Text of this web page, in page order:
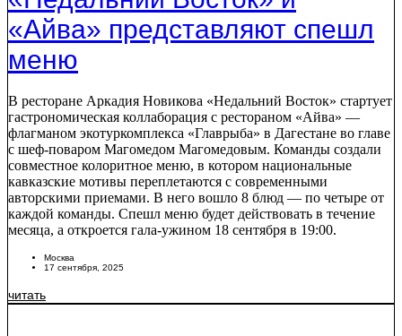
«Айва» представляют спешл
меню
В ресторане Аркадия Новикова «Недальний Восток» стартует
гастрономическая коллаборация с рестораном «Айва» —
флагманом экотуркомплекса «Главрыба» в Дагестане во главе
с шеф-поваром Магомедом Магомедовым. Команды создали
совместное колоритное меню, в котором национальные
кавказские мотивы переплетаются с современными
авторскими приемами. В него вошло 8 блюд — по четыре от
каждой команды. Спешл меню будет действовать в течение
месяца, а откроется гала-ужином 18 сентября в 19:00.
Москва
17 сентября, 2025
читать